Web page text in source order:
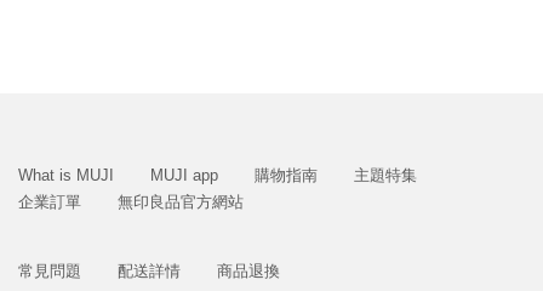
What is MUJI MUJI app 購物指南
主題特集
企業訂單
無印良品官方網站
常見問題 配送詳情 商品退換